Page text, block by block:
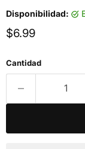
Disponibilidad:
Precio actual
$6.99
Cantidad